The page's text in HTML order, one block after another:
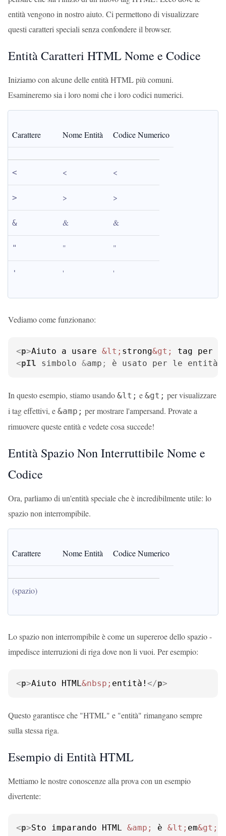
entità vengono in nostro aiuto. Ci permettono di visualizzare
questi caratteri speciali senza confondere il browser.
Entità Caratteri HTML Nome e Codice
Iniziamo con alcune delle entità HTML più comuni.
Esamineremo sia i loro nomi che i loro codici numerici.
Carattere Nome Entità Codice Numerico
< < <
> > >
& & &
" " "
' ' '
Vediamo come funzionano:
<p>Aiuto a usare &lt; strong&gt;
tag per
<pIl simbolo &amp ; è usato per le entità
In questo esempio, stiamo usando &lt; e &gt; per visualizzare
i tag effettivi, e &amp; per mostrare l'ampersand. Provate a
rimuovere queste entità e vedete cosa succede!
Entità Spazio Non Interruttibile Nome e
Codice
Ora, parliamo di un'entità speciale che è incredibilmente utile: lo
spazio non interrompibile.
Carattere Nome Entità Codice Numerico
(spazio)
Lo spazio non interrompibile è come un supereroe dello spazio -
impedisce interruzioni di riga dove non li vuoi. Per esempio:
<p>Aiuto HTML&nbsp; entità! </p>
Questo garantisce che "HTML" e "entità" rimangano sempre
sulla stessa riga.
Esempio di Entità HTML
Mettiamo le nostre conoscenze alla prova con un esempio
divertente:
<p>Sto imparando HTML &amp; è &lt; em&gt;